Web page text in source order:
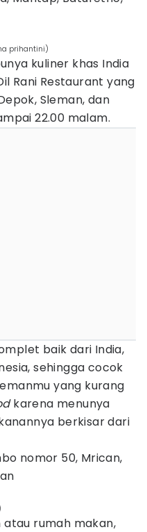
prihantini)
kuliner khas India
Rani Restaurant yang
Sleman, dan
22.00 malam.
baik dari India,
sehingga cocok
yang kurang
karena menunya
berkisar dari
nomor 50, Mrican,
atau rumah makan,